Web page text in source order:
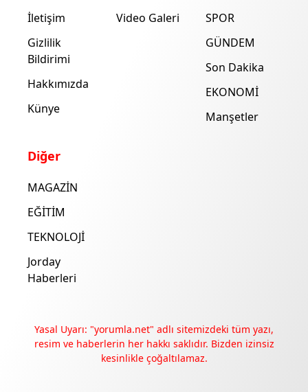
İletişim
Gizlilik
Bildirimi
Hakkımızda
Künye
Video Galeri
SPOR
GÜNDEM
Son Dakika
EKONOMİ
Manşetler
Diğer
MAGAZİN
EĞİTİM
TEKNOLOJİ
Jorday
Haberleri
Yasal Uyarı: "yorumla.net" adlı sitemizdeki tüm yazı,
resim ve haberlerin her hakkı saklıdır. Bizden izinsiz
kesinlikle çoğaltılamaz.